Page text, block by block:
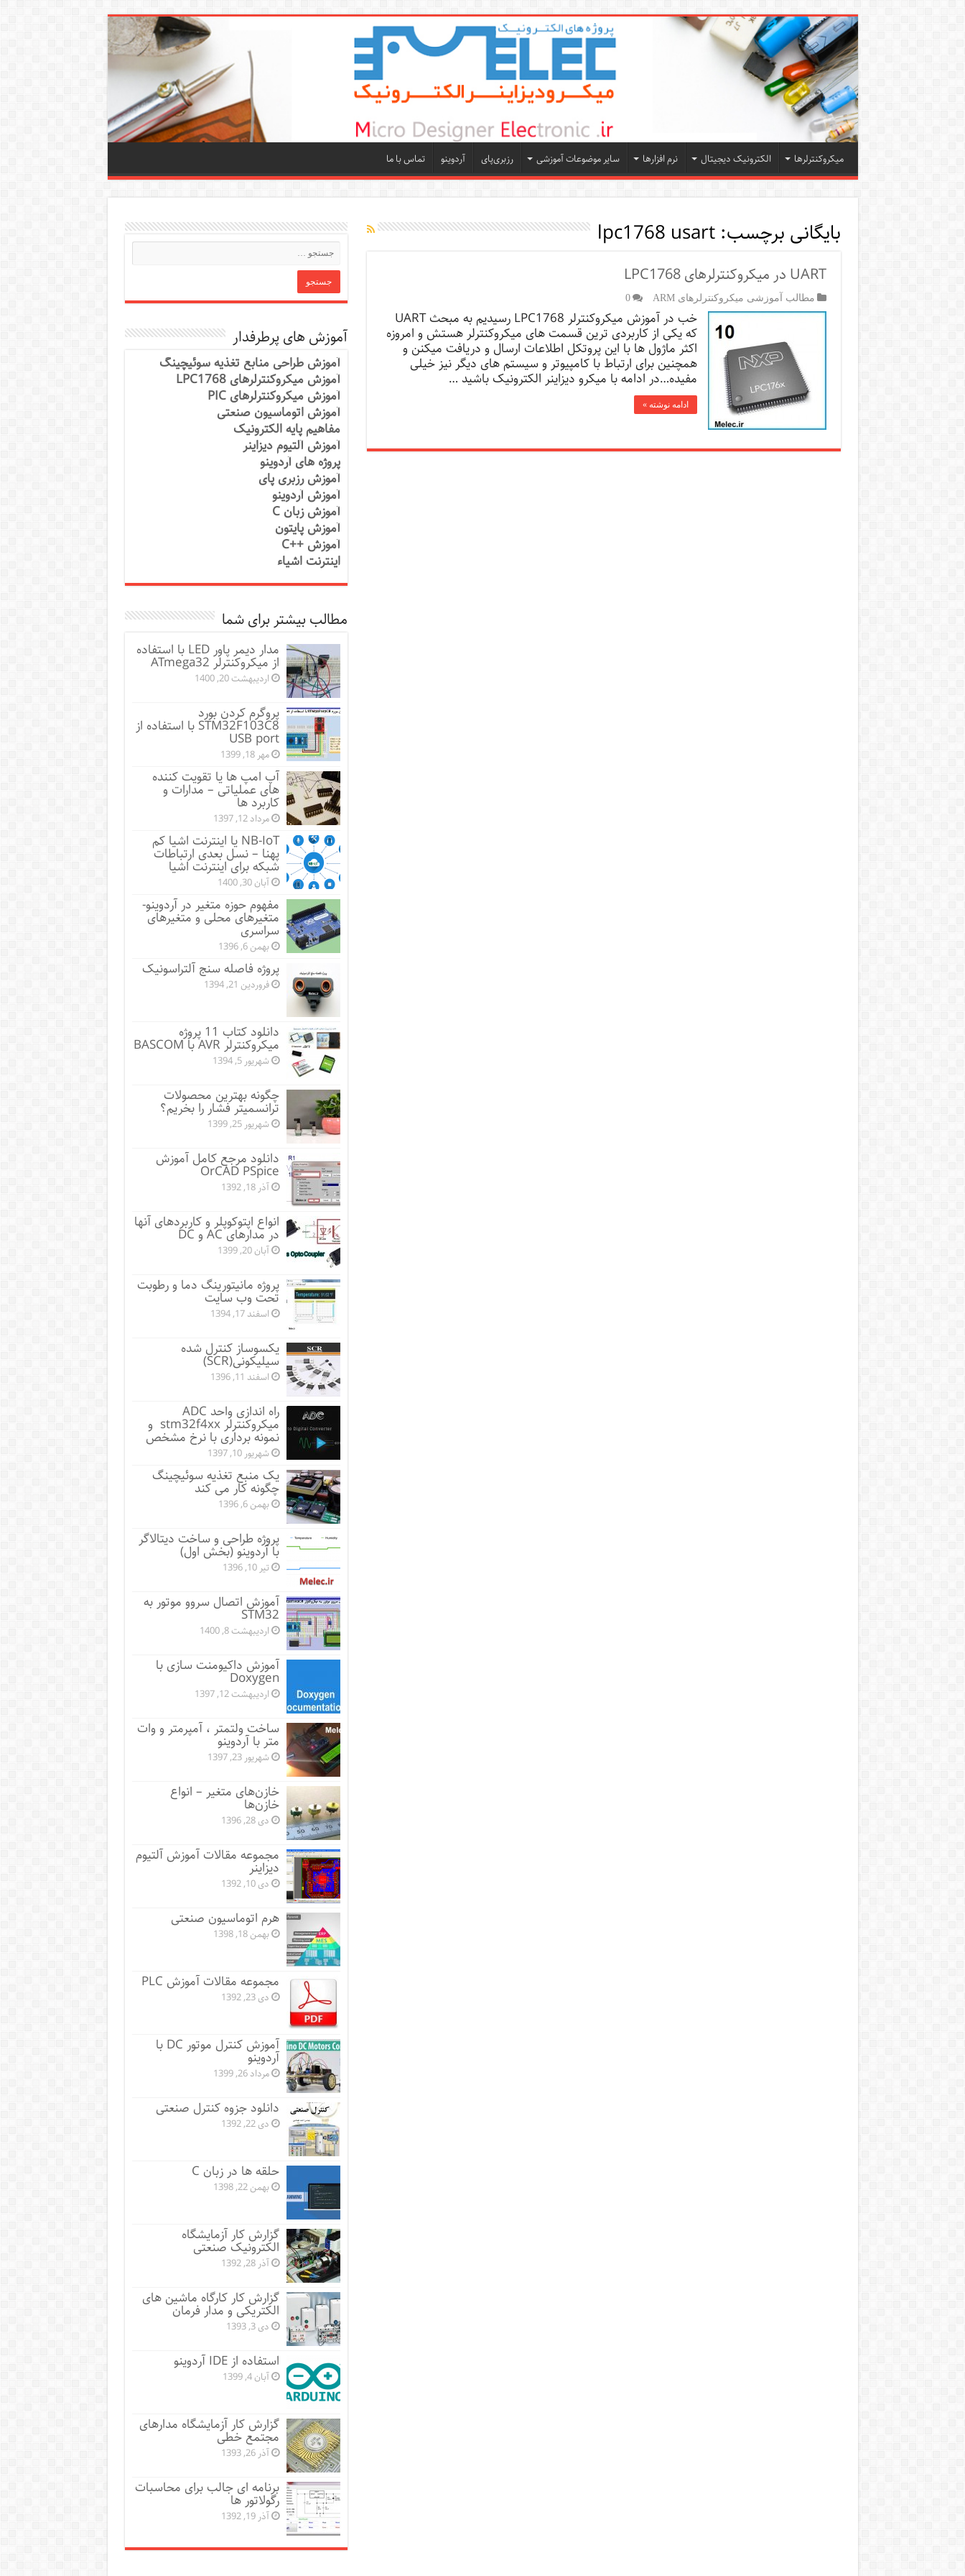
میکروکنترلرها الکترونیک دیجیتال نرم افزارها سایر موضوعات آموزشی رزبری‌پای آردوینو تماس با ما
بایگانی برچسب:lpc1768 usart
UART در میکروکنترلرهای LPC1768
مطالب آموزشی میکروکنترلرهای ARM 0
خب در آموزش میکروکنترلر LPC1768 رسیدیم به مبحث UART
که یکی از کاربردی ترین قسمت های میکروکنترلر هستش و امروزه
اکثر ماژول ها با این پروتکل اطلاعات ارسال و دریافت میکنن و
همچنین برای ارتباط با کامپیوتر و سیستم های دیگر نیز خیلی
مفیده…در ادامه با میکرو دیزاینر الکترونیک باشید …
ادامه نوشته »
آموزش های پرطرفدار
آموزش طراحی منابع تغذیه سوئیچینگ
آموزش میکروکنترلرهای LPC1768
آموزش میکروکنترلرهای PIC
آموزش اتوماسیون صنعتی
مفاهیم پایه الکترونیک
آموزش آلتیوم دیزاینر
پروژه های آردوینو
آموزش رزبری پای
آموزش آردوینو
آموزش زبان C
آموزش پایتون
آموزش ++C
اینترنت اشیاء
مطالب بیشتر برای شما
مدار دیمر پاور LED با استفاده
از میکروکنترلر ATmega32
اردیبهشت 20, 1400
پروگرم کردن بورد
STM32F103C8 با استفاده از
USB port
مهر 18, 1399
آپ امپ ها یا تقویت کننده
های عملیاتی – مدارات و
کاربرد ها
مرداد 12, 1397
NB-IoT یا اینترنت اشیا کم
پهنا – نسل بعدی ارتباطات
شبکه برای اینترنت اشیا
آبان 30, 1400
مفهوم حوزه متغیر در آردوینو-
متغیرهای محلی و متغیرهای
سراسری
بهمن 6, 1396
پروژه فاصله سنج آلتراسونیک
فروردین 21, 1394
دانلود کتاب 11 پروژه
میکروکنترلر AVR با BASCOM
شهریور 5, 1394
چگونه بهترین محصولات
ترانسمیتر فشار را بخریم؟
شهریور 25, 1399
دانلود مرجع کامل آموزش
OrCAD PSpice
آذر 18, 1392
انواع اپتوکوپلر و کاربردهای آنها
در مدارهای AC و DC
آبان 20, 1399
پروژه مانيتورينگ دما و رطوبت
تحت وب سایت
اسفند 17, 1394
یکسوساز کنترل شده
سیلیکونی(SCR)
اسفند 11, 1396
راه اندازی واحد ADC
میکروکنترلر stm32f4xx و
نمونه برداری با نرخ مشخص
شهریور 10, 1397
یک منبع تغذیه سوئیچینگ
چگونه کار می کند
بهمن 6, 1396
پروژه طراحی و ساخت دیتالاگر
با آردوینو (بخش اول)
تیر 10, 1396
آموزش اتصال سروو موتور به
STM32
اردیبهشت 8, 1400
آموزش داکیومنت سازی با
Doxygen
اردیبهشت 12, 1397
ساخت ولتمتر ، آمپرمتر و وات
متر با آردوینو
شهریور 23, 1397
خازن‌های متغیر – انواع
خازن‌ها
دی 28, 1396
مجموعه مقالات آموزش آلتیوم
دیزاینر
دی 10, 1392
هرم اتوماسیون صنعتی
بهمن 18, 1398
مجموعه مقالات آموزش PLC
دی 23, 1392
آموزش کنترل موتور DC با
آردوینو
مرداد 26, 1399
دانلود جزوه کنترل صنعتی
دی 22, 1392
حلقه ها در زبان C
بهمن 22, 1398
گزارش کار آزمایشگاه
الکترونیک صنعتی
آذر 28, 1392
گزارش کار کارگاه ماشین های
الکتریکی و مدار فرمان
دی 3, 1393
استفاده از IDE آردوینو
آبان 4, 1399
گزارش کار آزمایشگاه مدارهای
مجتمع خطی
آذر 26, 1393
برنامه ای جالب برای محاسبات
رگولاتور ها
آذر 19, 1392